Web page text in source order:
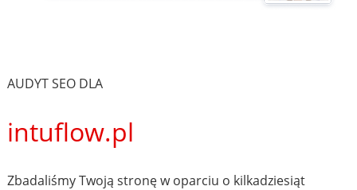
AUDYT SEO DLA
intuflow.pl
Zbadaliśmy Twoją stronę w oparciu o kilkadziesiąt